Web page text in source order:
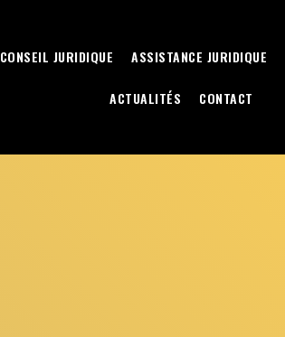
CONSEIL JURIDIQUE ASSISTANCE JURIDIQUE
ACTUALITÉS CONTACT